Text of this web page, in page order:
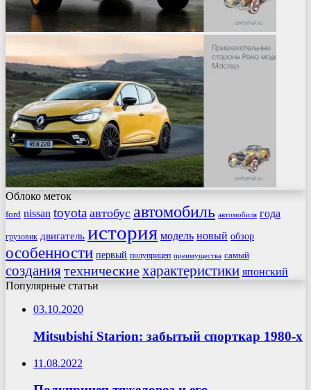
Облоко меток
ford nissan toyota автобус автомобиль автомобиля года
грузовик двигатель история модель новый обзор
особенности первый полуприцеп преимущества самый
созданиятехническиехарактеристики японский
Популярные статьи
03.10.2020
Mitsubishi Starion: забытый спорткар 1980-х
11.08.2022